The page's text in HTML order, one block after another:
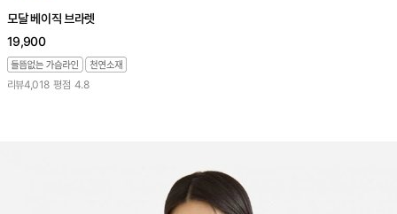
모달 베이직 브라렛
19,900
리뷰4,018 평점 4.8